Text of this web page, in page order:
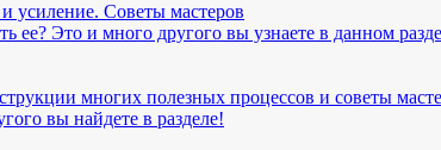
усиление. Советы мастеров
ее? Это и много другого вы узнаете в данном
многих полезных процессов и советы
вы найдете в разделе!